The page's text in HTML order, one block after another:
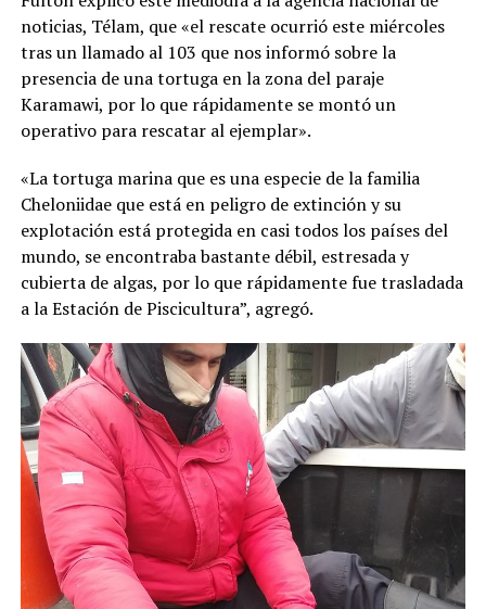
noticias, Télam, que «el rescate ocurrió este miércoles
tras un llamado al 103 que nos informó sobre la
presencia de una tortuga en la zona del paraje
Karamawi, por lo que rápidamente se montó un
operativo para rescatar al ejemplar».
«La tortuga marina que es una especie de la familia
Cheloniidae que está en peligro de extinción y su
explotación está protegida en casi todos los países del
mundo, se encontraba bastante débil, estresada y
cubierta de algas, por lo que rápidamente fue trasladada
a la Estación de Piscicultura”, agregó.